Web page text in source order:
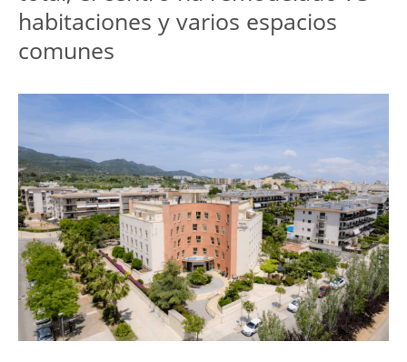
habitaciones y varios espacios
comunes